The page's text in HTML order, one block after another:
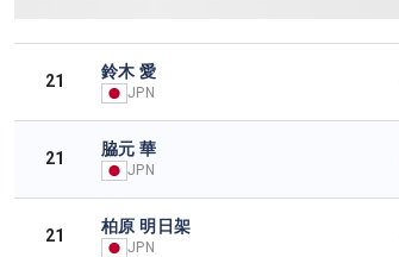
21 鈴木 愛
JPN
21 脇元 華
JPN
21 柏原 明日架
JPN